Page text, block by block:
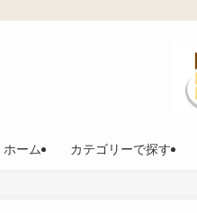
ホーム カテゴリーで探す